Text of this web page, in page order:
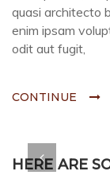
quasi architecto
enim ipsam
odit aut fugit,
CONTINUE
HERE ARE